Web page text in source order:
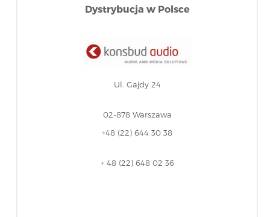
Dystrybucja w Polsce
Ul. Gajdy 24
02-878 Warszawa
+48 (22) 644 30 38
+ 48 (22) 648 02 36